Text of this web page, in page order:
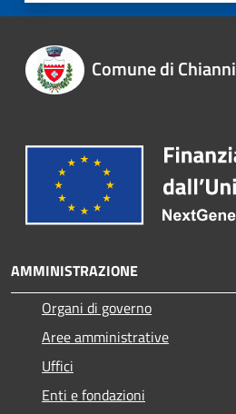
Comune di Chianni
AMMINISTRAZIONE
Organi di governo
Aree amministrative
Uffici
Enti e fondazioni